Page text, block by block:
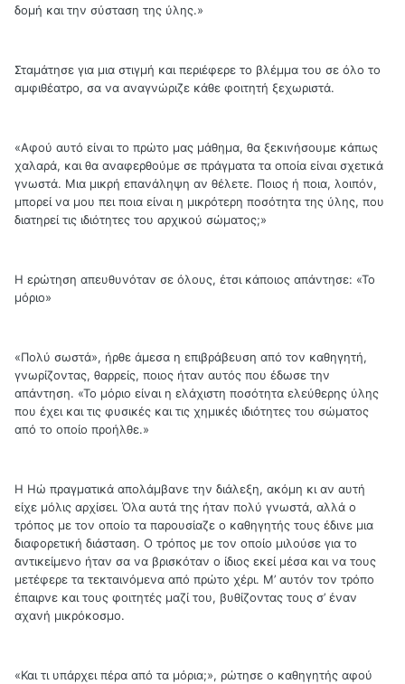
δομή και την σύσταση της ύλης.»
Σταμάτησε για μια στιγμή και περιέφερε το βλέμμα του σε όλο το
αμφιθέατρο, σα να αναγνώριζε κάθε φοιτητή ξεχωριστά.
«Αφού αυτό είναι το πρώτο μας μάθημα, θα ξεκινήσουμε κάπως
χαλαρά, και θα αναφερθούμε σε πράγματα τα οποία είναι σχετικά
γνωστά. Μια μικρή επανάληψη αν θέλετε. Ποιος ή ποια, λοιπόν,
μπορεί να μου πει ποια είναι η μικρότερη ποσότητα της ύλης, που
διατηρεί τις ιδιότητες του αρχικού σώματος;»
Η ερώτηση απευθυνόταν σε όλους, έτσι κάποιος απάντησε: «Το
μόριο»
«Πολύ σωστά», ήρθε άμεσα η επιβράβευση από τον καθηγητή,
γνωρίζοντας, θαρρείς, ποιος ήταν αυτός που έδωσε την
απάντηση. «Το μόριο είναι η ελάχιστη ποσότητα ελεύθερης ύλης
που έχει και τις φυσικές και τις χημικές ιδιότητες του σώματος
από το οποίο προήλθε.»
Η Ηώ πραγματικά απολάμβανε την διάλεξη, ακόμη κι αν αυτή
είχε μόλις αρχίσει. Όλα αυτά της ήταν πολύ γνωστά, αλλά ο
τρόπος με τον οποίο τα παρουσίαζε ο καθηγητής τους έδινε μια
διαφορετική διάσταση. Ο τρόπος με τον οποίο μιλούσε για το
αντικείμενο ήταν σα να βρισκόταν ο ίδιος εκεί μέσα και να τους
μετέφερε τα τεκταινόμενα από πρώτο χέρι. Μ’ αυτόν τον τρόπο
έπαιρνε και τους φοιτητές μαζί του, βυθίζοντας τους σ’ έναν
αχανή μικρόκοσμο.
«Και τι υπάρχει πέρα από τα μόρια;», ρώτησε ο καθηγητής αφού